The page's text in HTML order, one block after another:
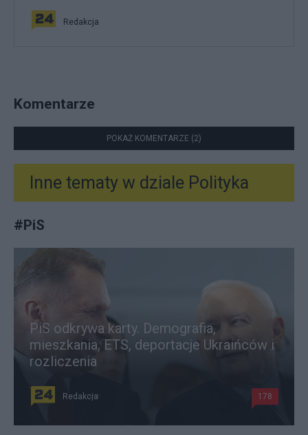
Redakcja
Komentarze
POKAŻ KOMENTARZE (2)
Inne tematy w dziale Polityka
#PiS
PiS odkrywa karty. Demografia,
mieszkania, ETS, deportacje Ukraińców i
rozliczenia
Redakcja 178